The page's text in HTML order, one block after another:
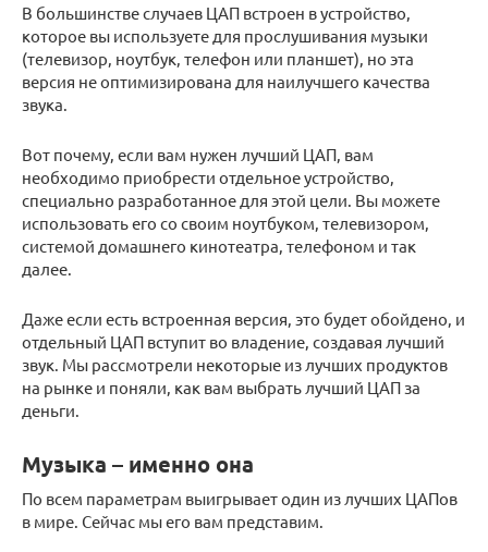
В большинстве случаев ЦАП встроен в устройство,
которое вы используете для прослушивания музыки
(телевизор, ноутбук, телефон или планшет), но эта
версия не оптимизирована для наилучшего качества
звука.
Вот почему, если вам нужен лучший ЦАП, вам
необходимо приобрести отдельное устройство,
специально разработанное для этой цели. Вы можете
использовать его со своим ноутбуком, телевизором,
системой домашнего кинотеатра, телефоном и так
далее.
Даже если есть встроенная версия, это будет обойдено, и
отдельный ЦАП вступит во владение, создавая лучший
звук. Мы рассмотрели некоторые из лучших продуктов
на рынке и поняли, как вам выбрать лучший ЦАП за
деньги.
Музыка – именно она
По всем параметрам выигрывает один из лучших ЦАПов
в мире. Сейчас мы его вам представим.